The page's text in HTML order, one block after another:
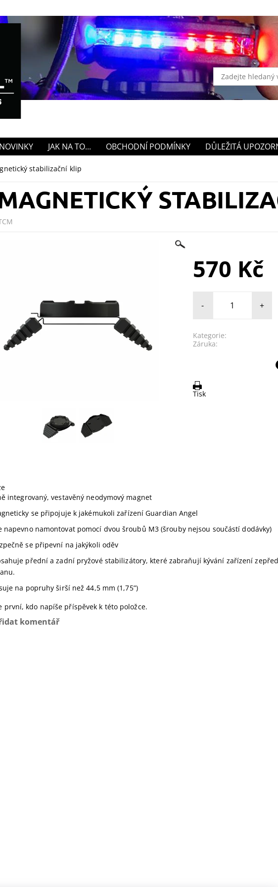
NOVINKY JAK NA TO... OBCHODNÍ PODMÍNKY DŮLEŽITÁ
stabilizační klip
570 Kč
- +
Kategorie:
Záruka:
Tisk
integrovaný, vestavěný neodymový magnet
se připojuje k jakémukoli zařízení Guardian Angel
napevno namontovat pomocí dvou šroubů M3 (šrouby nejsou součástí dodávky)
se připevní na jakýkoli oděv
přední a zadní pryžové stabilizátory, které zabraňují kývání zařízení
na popruhy širší než 44,5 mm (1,75”)
první, kdo napíše příspěvek k této položce.
komentář